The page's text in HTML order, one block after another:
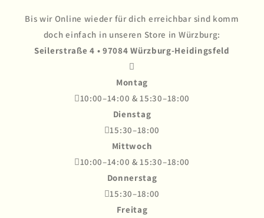
Bis wir Online wieder für dich erreichbar sind komm
doch einfach in unseren Store in Würzburg:
Seilerstraße 4 • 97084 Würzburg-Heidingsfeld

Montag
10:00–14:00 & 15:30–18:00
Dienstag
15:30–18:00
Mittwoch
10:00–14:00 & 15:30–18:00
Donnerstag
15:30–18:00
Freitag